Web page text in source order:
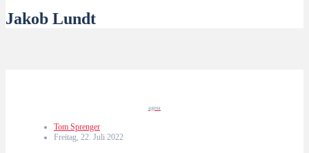
Jakob Lundt
agma
Tom Sprenger
Freitag, 22. Juli 2022